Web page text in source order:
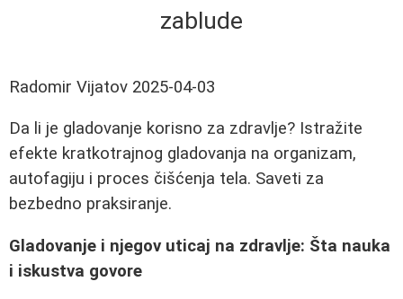
zablude
Radomir Vijatov 2025-04-03
Da li je gladovanje korisno za zdravlje? Istražite
efekte kratkotrajnog gladovanja na organizam,
autofagiju i proces čišćenja tela. Saveti za
bezbedno praksiranje.
Gladovanje i njegov uticaj na zdravlje: Šta nauka
i iskustva govore